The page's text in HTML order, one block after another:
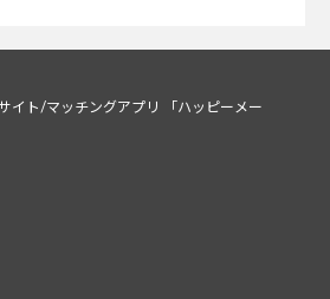
イト/マッチングアプリ 「ハッピーメー